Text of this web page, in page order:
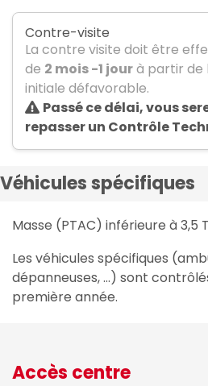
Contre-visite
La contre visite doit être
de 2 mois -1 jourà partir de
initiale défavorable.
Passé ce délai, vous
repasser un Contrôle
Véhicules spécifiques
Masse (PTAC) inférieure à 3,5
Les véhicules spécifiques
dépanneuses, …) sont
première année.
Accès centre